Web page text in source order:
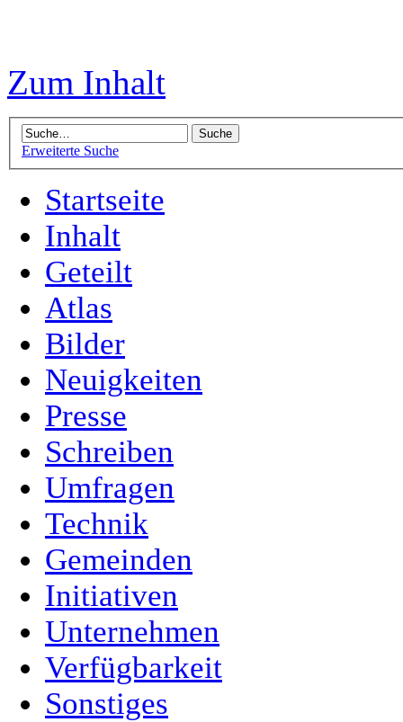
Zum Inhalt
Erweiterte Suche
Startseite
Inhalt
Geteilt
Atlas
Bilder
Neuigkeiten
Presse
Schreiben
Umfragen
Technik
Gemeinden
Initiativen
Unternehmen
Verfügbarkeit
Sonstiges